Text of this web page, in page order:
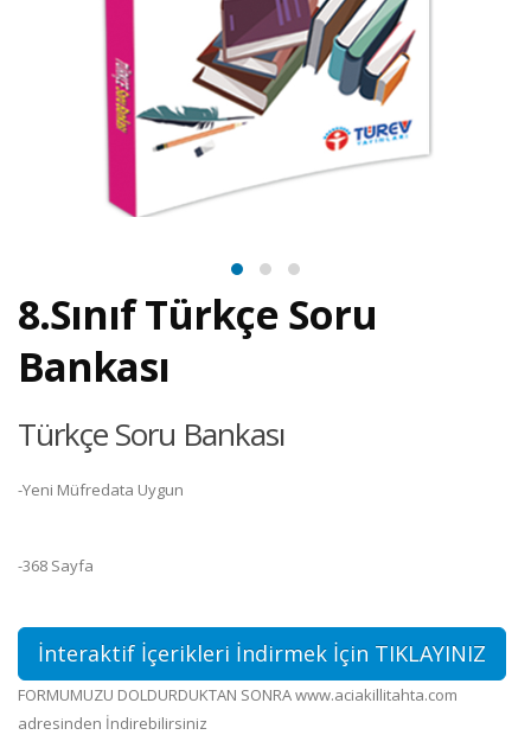
8.Sınıf Türkçe Soru
Bankası
Türkçe Soru Bankası
-Yeni Müfredata Uygun
-368 Sayfa
İnteraktif İçerikleri İndirmek İçin TIKLAYINIZ
FORMUMUZU DOLDURDUKTAN SONRA www.aciakillitahta.com
adresinden İndirebilirsiniz